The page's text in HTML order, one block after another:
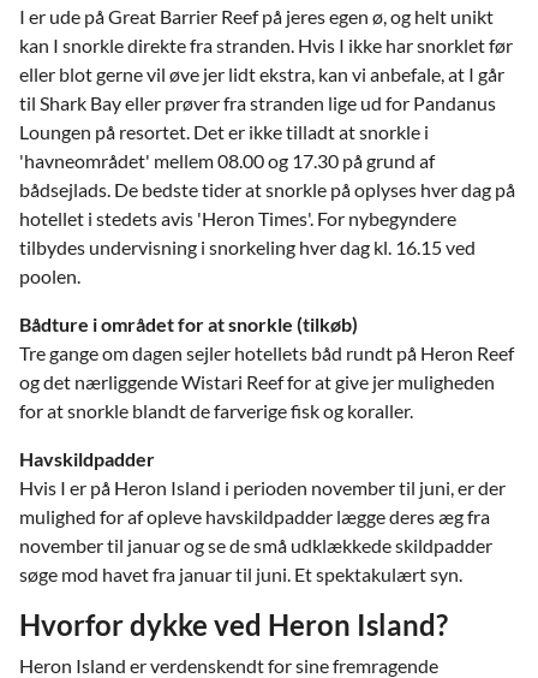
I er ude på Great Barrier Reef på jeres egen ø, og helt unikt
kan I snorkle direkte fra stranden. Hvis I ikke har snorklet før
eller blot gerne vil øve jer lidt ekstra, kan vi anbefale, at I går
til Shark Bay eller prøver fra stranden lige ud for Pandanus
Loungen på resortet. Det er ikke tilladt at snorkle i
'havneområdet' mellem 08.00 og 17.30 på grund af
bådsejlads. De bedste tider at snorkle på oplyses hver dag på
hotellet i stedets avis 'Heron Times'. For nybegyndere
tilbydes undervisning i snorkeling hver dag kl. 16.15 ved
poolen.
Bådture i området for at snorkle (tilkøb)
Tre gange om dagen sejler hotellets båd rundt på Heron Reef
og det nærliggende Wistari Reef for at give jer muligheden
for at snorkle blandt de farverige fisk og koraller.
Havskildpadder
Hvis I er på Heron Island i perioden november til juni, er der
mulighed for af opleve havskildpadder lægge deres æg fra
november til januar og se de små udklækkede skildpadder
søge mod havet fra januar til juni. Et spektakulært syn.
Hvorfor dykke ved Heron Island?
Heron Island er verdenskendt for sine fremragende